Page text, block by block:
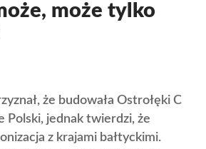
może tylko
że budowała Ostrołęki C
Polski, jednak twierdzi, że
z krajami bałtyckimi.